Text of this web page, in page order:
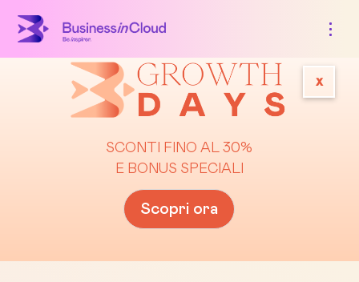
x
SCONTI FINO AL 30%
E BONUS SPECIALI
Scopri ora